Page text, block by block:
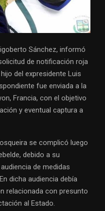
Sánchez, informó
de notificación roja
del expresidente Luis
fue enviada a la
Francia, con el objetivo
y eventual captura a
se complicó luego
debido a su
de medidas
dicha audiencia debía
relacionada con presunto
al Estado.